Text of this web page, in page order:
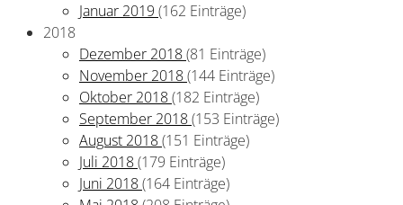
Januar 2019 (162 Einträge)
2018
Dezember 2018(81 Einträge)
November 2018(144 Einträge)
Oktober 2018(182 Einträge)
September 2018(153 Einträge)
August 2018(151 Einträge)
Juli 2018(179 Einträge)
Juni 2018(164 Einträge)